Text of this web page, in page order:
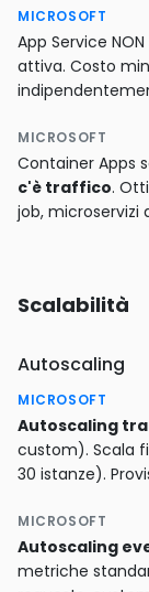
MICROSOFT
App Service
attiva. Costo
MICROSOFT
Container Apps
c'è traffico.
job, microservizi
Scalabilità
Autoscaling
MICROSOFT
Autoscaling
custom). Scala
30 istanze).
MICROSOFT
Autoscaling
metriche